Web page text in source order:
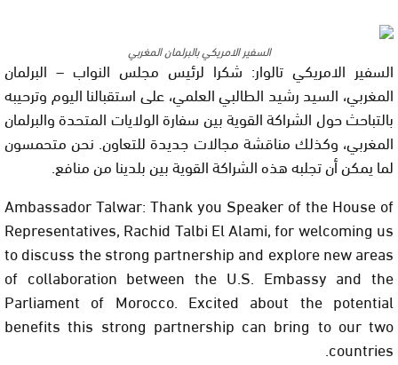
السفير الامريكي بالبرلمان المغربي
السفير الامريكي تالوار: شكرا لرئيس مجلس النواب – البرلمان
المغربي، السيد رشيد الطالبي العلمي، على استقبالنا اليوم وترحيبه
بالتباحث حول الشراكة القوية بين سفارة الولايات المتحدة والبرلمان
المغربي، وكذلك مناقشة مجالات جديدة للتعاون. نحن متحمسون
لما يمكن أن تجلبه هذه الشراكة القوية بين بلدينا من منافع.
Ambassador Talwar: Thank you Speaker of the House of
Representatives, Rachid Talbi El Alami, for welcoming us
to discuss the strong partnership and explore new areas
of collaboration between the U.S. Embassy and the
Parliament of Morocco. Excited about the potential
benefits this strong partnership can bring to our two
countries.